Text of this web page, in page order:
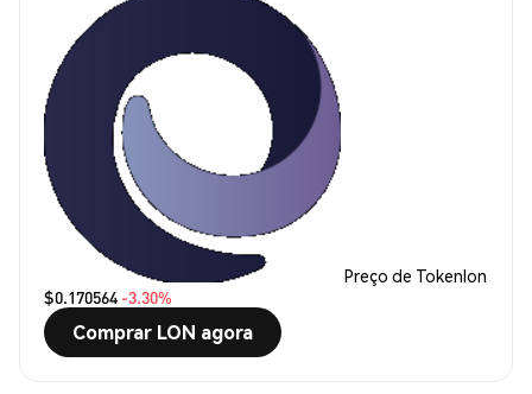
Preço de Tokenlon
$0.170564 -3.30%
Comprar LON agora